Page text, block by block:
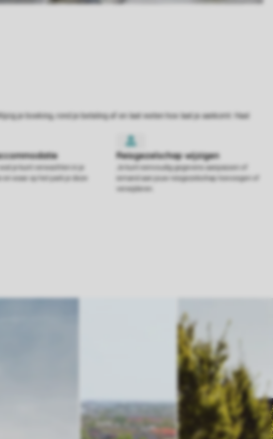
je kunt verwachten in je
en waar op het park je deze
Je kunt eenvoudig gegevens aanpassen of
iemand aan jouw reisgezelschap toevoegen of
verwijderen.